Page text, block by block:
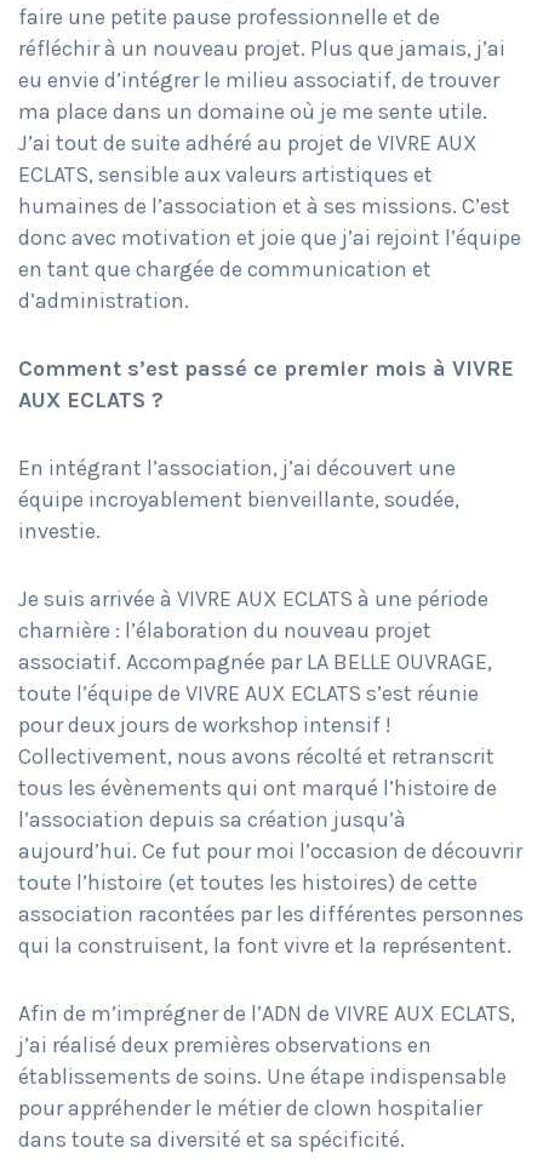
faire une petite pause professionnelle et de
réfléchir à un nouveau projet. Plus que jamais, j’ai
eu envie d’intégrer le milieu associatif, de trouver
ma place dans un domaine où je me sente utile.
J’ai tout de suite adhéré au projet de VIVRE AUX
ECLATS, sensible aux valeurs artistiques et
humaines de l’association et à ses missions. C’est
donc avec motivation et joie que j’ai rejoint l’équipe
en tant que chargée de communication et
d’administration.
Comment s’est passé ce premier mois à VIVRE
AUX ECLATS ?
En intégrant l’association, j’ai découvert une
équipe incroyablement bienveillante, soudée,
investie.
Je suis arrivée à VIVRE AUX ECLATS à une période
charnière : l’élaboration du nouveau projet
associatif. Accompagnée par LA BELLE OUVRAGE,
toute l’équipe de VIVRE AUX ECLATS s’est réunie
pour deux jours de workshop intensif !
Collectivement, nous avons récolté et retranscrit
tous les évènements qui ont marqué l’histoire de
l’association depuis sa création jusqu’à
aujourd’hui. Ce fut pour moi l’occasion de découvrir
toute l’histoire (et toutes les histoires) de cette
association racontées par les différentes personnes
qui la construisent, la font vivre et la représentent.
Afin de m’imprégner de l’ADN de VIVRE AUX ECLATS,
j’ai réalisé deux premières observations en
établissements de soins. Une étape indispensable
pour appréhender le métier de clown hospitalier
dans toute sa diversité et sa spécificité.